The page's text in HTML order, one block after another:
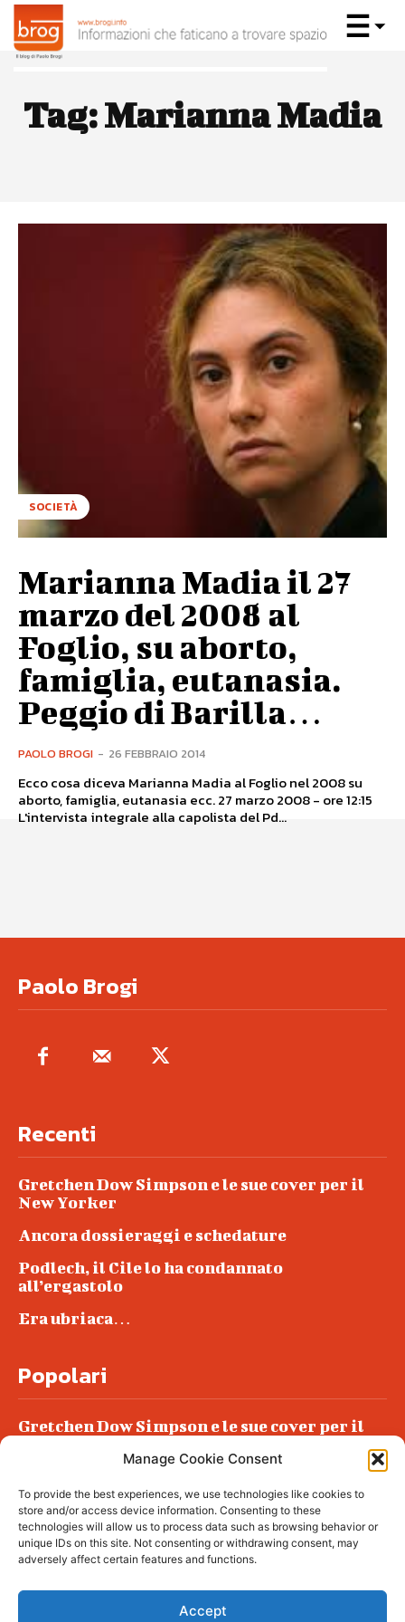
Manage Cookie Consent
To provide the best experiences, we use technologies like cookies to
store and/or access device information. Consenting to these
technologies will allow us to process data such as browsing behavior or
unique IDs on this site. Not consenting or withdrawing consent, may
adversely affect certain features and functions.
Accept
Tag:Marianna Madia
SOCIETÀ
Marianna Madia il 27
marzo del 2008 al
Foglio, su aborto,
famiglia, eutanasia.
Peggio di Barilla…
PAOLO BROGI - 26 FEBBRAIO 2014
Ecco cosa diceva Marianna Madia al Foglio nel 2008 su
aborto, famiglia, eutanasia ecc. 27 marzo 2008 - ore 12:15
L'intervista integrale alla capolista del Pd...
Paolo Brogi
Recenti
Gretchen Dow Simpson e le sue cover per il
New Yorker
Ancora dossieraggi e schedature
Podlech, il Cile lo ha condannato
all’ergastolo
Era ubriaca…
Popolari
Gretchen Dow Simpson e le sue cover per il
Podlech, il Cile lo ha condannato
all’ergastolo
Era ubriaca…